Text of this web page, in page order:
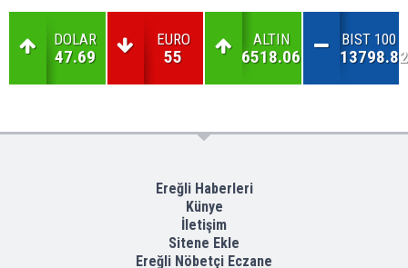
DOLAR
47.69
EURO
55
ALTIN
6518.06
BIST 100
13798.82
Ereğli Haberleri
Künye
İletişim
Sitene Ekle
Ereğli Nöbetçi Eczane